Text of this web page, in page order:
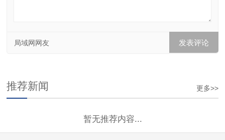
局域网网友
更多>>
推荐新闻
暂无推荐内容...